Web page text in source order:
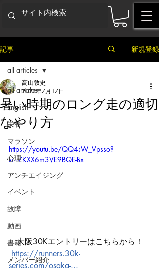
記事 新規登録
all articles
English
栄養
マラソン
心理
アンチエイジング
イベント
故障
動画
書籍
メンバー紹介
all articles
暑い時期のロング走の適切
なやり方
高山敦史
2024年7月17日
https://youtu.be/QQ4sW_Vpsso?
si=ZKXX6m3VE9BQE-Bx
大阪30Kエントリーはこちらから！
https://runners.30k-
series.com/osaka-...